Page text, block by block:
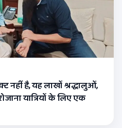
नहीं है, यह लाखों श्रद्धालुओं,
यात्रियों के लिए एक